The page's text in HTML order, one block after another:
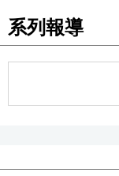
系列報導